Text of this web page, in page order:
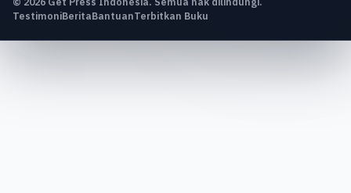
TestimoniBeritaBantuanTerbitkan Buku